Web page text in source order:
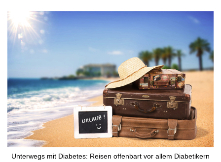
Unterwegs mit Diabetes: Reisen offenbart vor allem Diabetikern